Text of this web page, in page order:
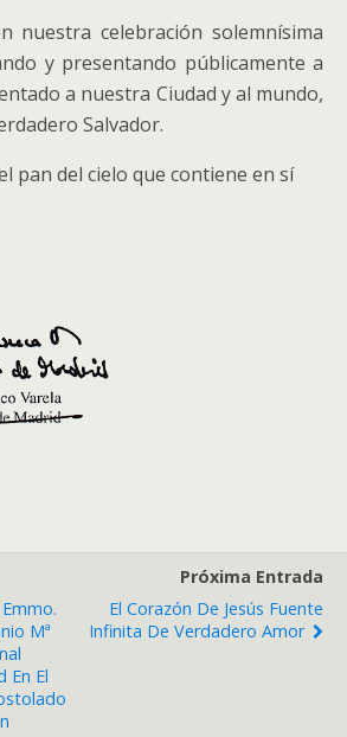
nuestra celebración solemnísima
y presentando públicamente a
a nuestra Ciudad y al mundo,
Salvador.
pan del cielo que contiene en sí
Mª
En El
Próxima Entrada
El Corazón De Jesús Fuente
Infinita De Verdadero Amor